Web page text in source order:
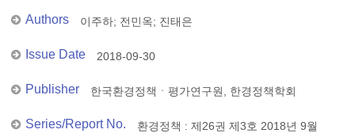
Authors 이주하; 전민옥; 진태은
Issue Date 2018-09-30
Publisher 한국환경정책ㆍ평가연구원, 한경정책학회
Series/Report No. 환경정책 : 제26권 제3호 2018년 9월